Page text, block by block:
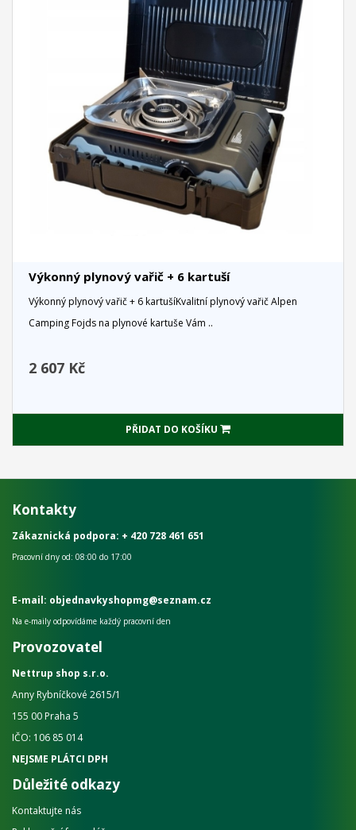
Výkonný plynový vařič + 6 kartuší
Výkonný plynový vařič + 6 kartušíKvalitní plynový vařič Alpen
Camping Fojds na plynové kartuše Vám ..
2 607 Kč
PŘIDAT DO KOŠÍKU
Kontakty
Zákaznická podpora: + 420 728 461 651
Pracovní dny od: 08:00 do 17:00
E-mail: objednavkyshopmg@seznam.cz
Na e-maily odpovídáme každý pracovní den
Provozovatel
Nettrup shop s.r.o.
Anny Rybníčkové 2615/1
155 00 Praha 5
IČO: 106 85 014
NEJSME PLÁTCI DPH
Důležité odkazy
Kontaktujte nás